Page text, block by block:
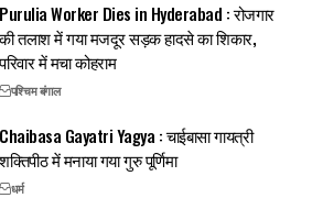
Purulia Worker Dies in Hyderabad : रोजगार
की तलाश में गया मजदूर सड़क हादसे का शिकार,
परिवार में मचा कोहराम
पश्चिम बंगाल
Chaibasa Gayatri Yagya : चाईबासा गायत्री
शक्तिपीठ में मनाया गया गुरु पूर्णिमा
धर्म